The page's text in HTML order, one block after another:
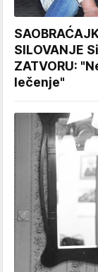
SILOVANJE
ZATVORU:
lečenje"